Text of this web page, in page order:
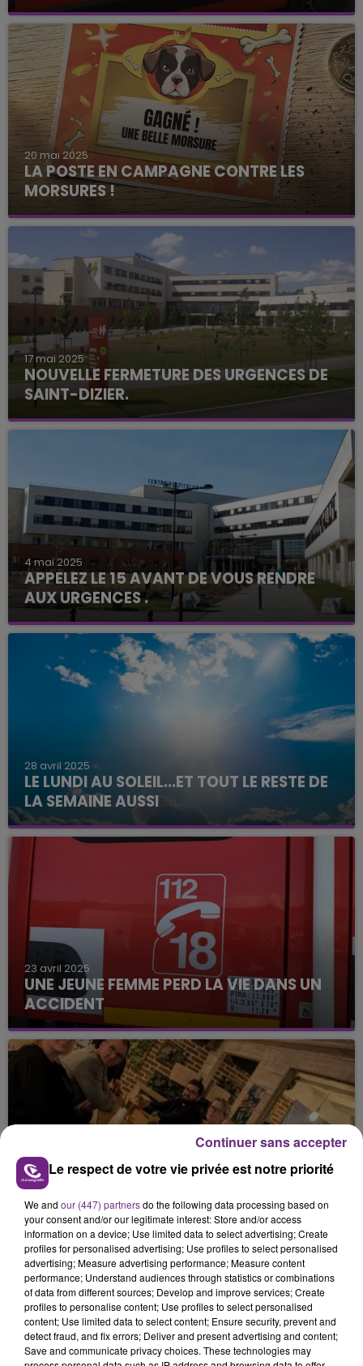
20 mai 2025
LA POSTE EN CAMPAGNE CONTRE LES
MORSURES !
17 mai 2025
NOUVELLE FERMETURE DES URGENCES DE
SAINT-DIZIER.
4 mai 2025
APPELEZ LE 15 AVANT DE VOUS RENDRE
AUX URGENCES .
28 avril 2025
LE LUNDI AU SOLEIL...ET TOUT LE RESTE DE
LA SEMAINE AUSSI
23 avril 2025
UNE JEUNE FEMME PERD LA VIE DANS UN
ACCIDENT
17 avril 2025
LEIZUP , UNE APPLICATION POUR SE FAIRE
DES AMIS.
Le respect de votre vie privée est notre priorité
We and our (447) partnersdo the following data processing based on
your consent and/or our legitimate interest: Store and/or access
information on a device; Use limited data to select advertising; Create
profiles for personalised advertising; Use profiles to select personalised
advertising; Measure advertising performance; Measure content
performance; Understand audiences through statistics or combinations
of data from different sources; Develop and improve services; Create
profiles to personalise content; Use profiles to select personalised
content; Use limited data to select content; Ensure security, prevent and
detect fraud, and fix errors; Deliver and present advertising and content;
Save and communicate privacy choices. These technologies may
Continuer sans accepter